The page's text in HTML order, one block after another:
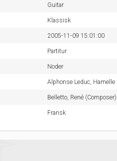
Guitar
Klassisk
2005-11-09 15:01:00
Partitur
Noder
Alphonse Leduc, Hamelle
Belletto, René (Composer)
Fransk